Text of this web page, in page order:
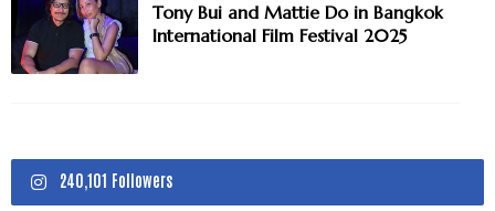
Tony Bui and Mattie Do in Bangkok
International Film Festival 2025
240,101 Followers